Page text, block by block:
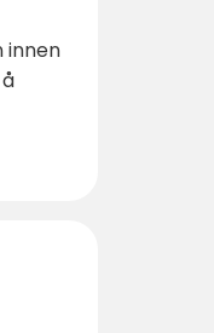
innen